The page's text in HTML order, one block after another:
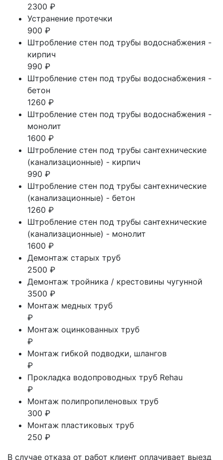
2300 ₽
Устранение протечки
900 ₽
Штробление стен под трубы водоснабжения -
кирпич
990 ₽
Штробление стен под трубы водоснабжения -
бетон
1260 ₽
Штробление стен под трубы водоснабжения -
монолит
1600 ₽
Штробление стен под трубы сантехнические
(канализационные) - кирпич
990 ₽
Штробление стен под трубы сантехнические
(канализационные) - бетон
1260 ₽
Штробление стен под трубы сантехнические
(канализационные) - монолит
1600 ₽
Демонтаж старых труб
2500 ₽
Демонтаж тройника / крестовины чугунной
3500 ₽
Монтаж медных труб
₽
Монтаж оцинкованных труб
₽
Монтаж гибкой подводки, шлангов
₽
Прокладка водопроводных труб Rehau
₽
Монтаж полипропиленовых труб
300 ₽
Монтаж пластиковых труб
250 ₽
В случае отказа от работ клиент оплачивает выезд